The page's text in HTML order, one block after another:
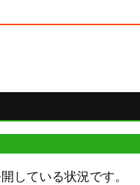
している状況です。